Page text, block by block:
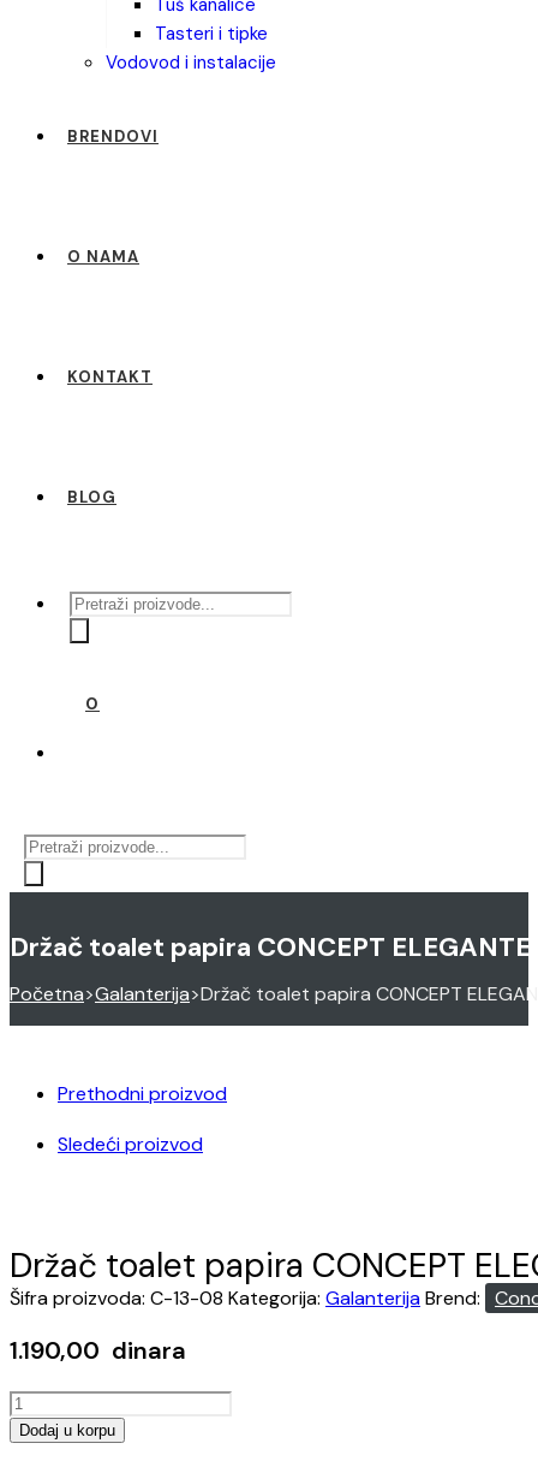
tuš kanalice
tasteri i tipke
vodovod i instalacije
BRENDOVI
O NAMA
KONTAKT
BLOG
Products
search
0
Products
search
Držač toalet papira CONCEPT ELEGANTE
Početna>Galanterija>Držač toalet papira CONCEPT
Prethodni proizvod
Sledeći proizvod
Držač toalet papira CONCEPT
Šifra proizvoda: C-13-08 Kategorija: GalanterijaBrend:
1.190,00 dinara
Držač
toalet
Dodaj u korpu